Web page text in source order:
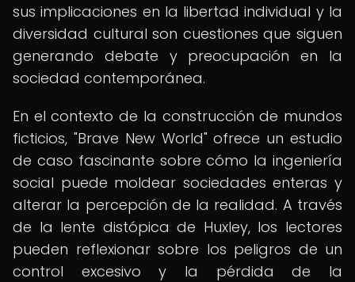
sus implicaciones en la libertad individual y la
diversidad cultural son cuestiones que siguen
generando debate y preocupación en la
sociedad contemporánea.
En el contexto de la construcción de mundos
ficticios, "Brave New World" ofrece un estudio
de caso fascinante sobre cómo la ingeniería
social puede moldear sociedades enteras y
alterar la percepción de la realidad. A través
de la lente distópica de Huxley, los lectores
pueden reflexionar sobre los peligros de un
control excesivo y la pérdida de la